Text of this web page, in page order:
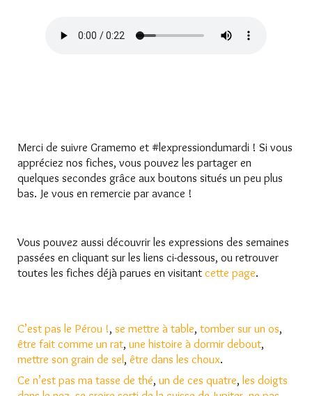
Merci de suivre Gramemo et #lexpressiondumardi ! Si vous
appréciez nos fiches, vous pouvez les partager en
quelques secondes grâce aux boutons situés un peu plus
bas. Je vous en remercie par avance !
Vous pouvez aussi découvrir les expressions des semaines
passées en cliquant sur les liens ci-dessous, ou retrouver
toutes les fiches déjà parues en visitant cette page.
C’est pas le Pérou !, se mettre à table, tomber sur un os,
être fait comme un rat, une histoire à dormir debout,
mettre son grain de sel, être dans les choux.
Ce n’est pas ma tasse de thé, un de ces quatre, les doigts